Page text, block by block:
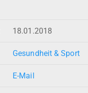
18.01.2018
Gesundheit & Sport
E-Mail